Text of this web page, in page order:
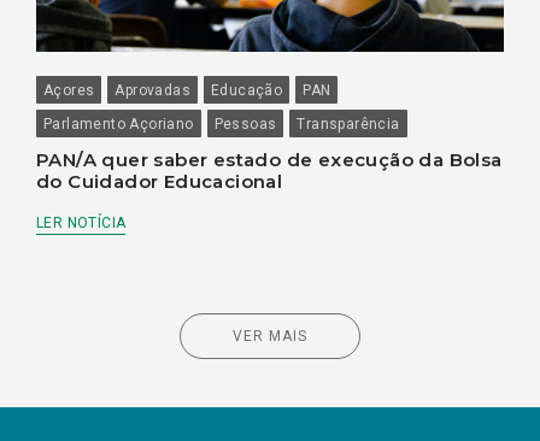
Açores Aprovadas Educação
PAN
Parlamento Açoriano
Pessoas Transparência
PAN/A quer saber estado de execução da Bolsa
do Cuidador Educacional
LER NOTÍCIA
VER MAIS